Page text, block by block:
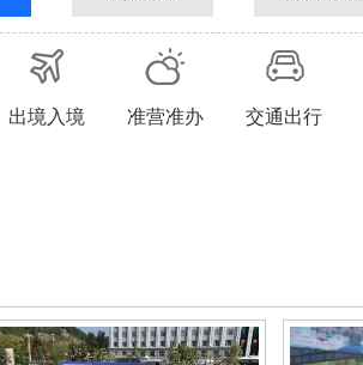
出境入境 准营准办 交通出行